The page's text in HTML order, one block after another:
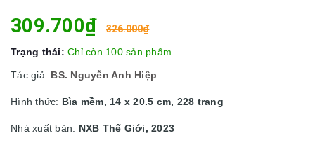
309.700₫ 326.000₫
Trạng thái: Chỉ còn 100 sản phẩm
Tác giả: BS. Nguyễn Anh Hiệp
Hình thức: Bìa mềm, 14 x 20.5 cm, 228 trang
Nhà xuất bản: NXB Thế Giới, 2023